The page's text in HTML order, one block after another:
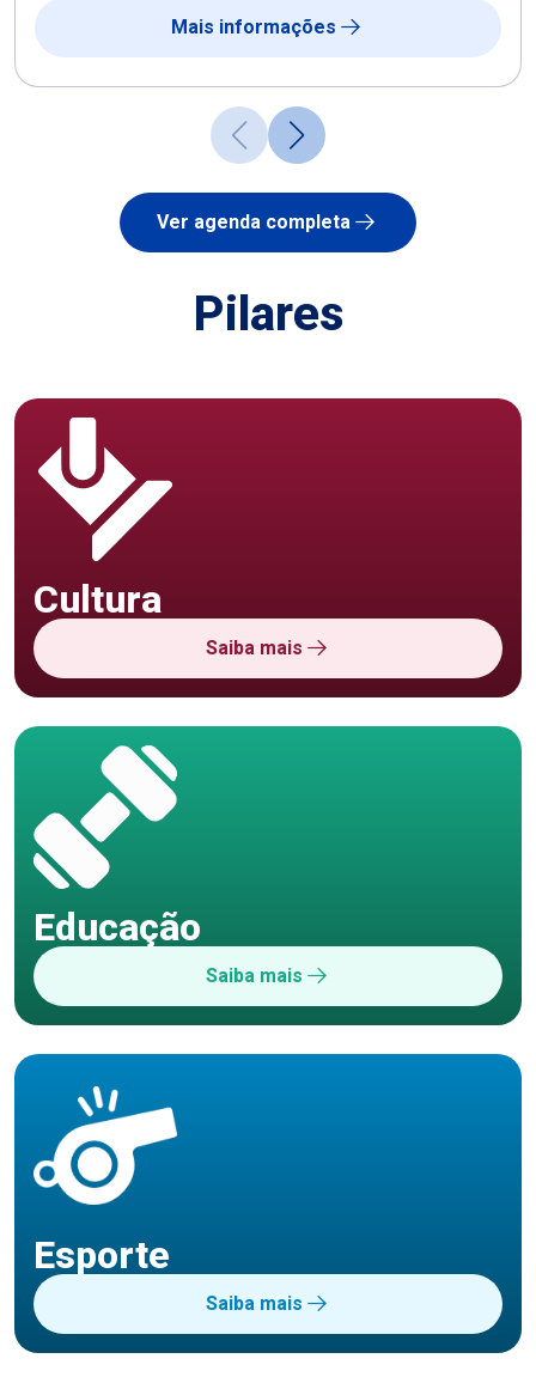
Mais informações
Ver agenda completa
Pilares
Cultura
Saiba mais
Educação
Saiba mais
Esporte
Saiba mais